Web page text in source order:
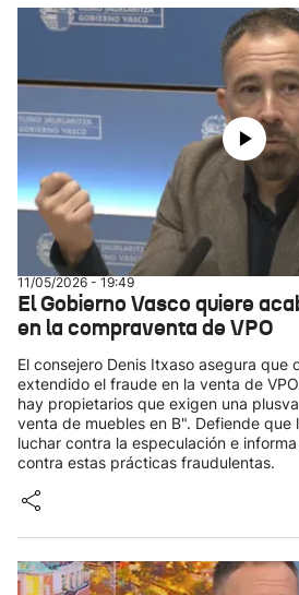
11/05/2026 - 19:49
El Gobierno Vasco quiere
en la compraventa de VPO
El consejero Denis Itxaso asegura que
extendido el fraude en la venta de
hay propietarios que exigen una
venta de muebles en B". Defiende que
luchar contra la especulación e
contra estas prácticas fraudulentas.